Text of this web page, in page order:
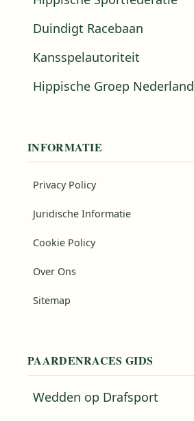
Duindigt Racebaan
Kansspelautoriteit
Hippische Groep Nederland
INFORMATIE
Privacy Policy
Juridische Informatie
Cookie Policy
Over Ons
Sitemap
PAARDENRACES GIDS
Wedden op Drafsport